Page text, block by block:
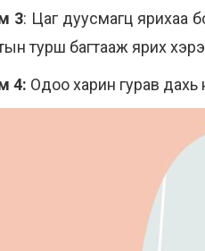
3: Цаг дуусмагц ярихаа
турш багтааж ярих
4: Одоо харин гурав дахь